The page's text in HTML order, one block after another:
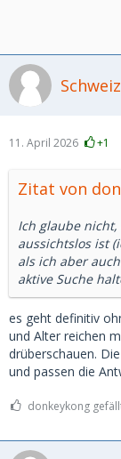
11. April 2026 +1
Zitat von
Ich glaube nicht,
aussichtslos ist
als ich aber
aktive Suche
es geht definitiv
und Alter reichen
drüberschauen.
und passen die
donkeykong